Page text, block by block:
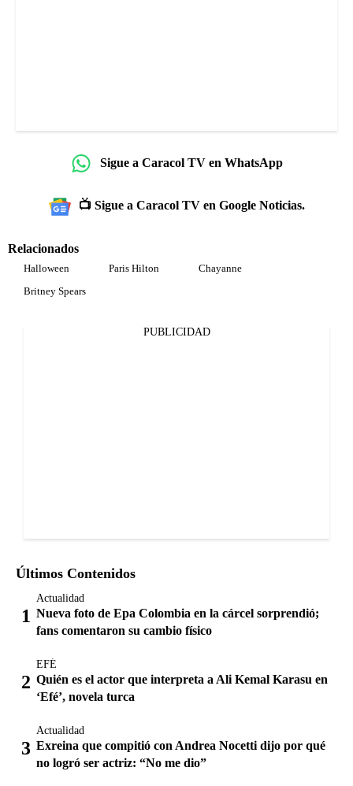
Sigue a Caracol TV en WhatsApp
📺 Sigue a Caracol TV en Google Noticias.
Relacionados
Halloween Paris Hilton
Chayanne
Britney Spears
PUBLICIDAD
Últimos Contenidos
Actualidad
Nueva foto de Epa Colombia en la cárcel sorprendió;
fans comentaron su cambio físico
EFÉ
Quién es el actor que interpreta a Ali Kemal Karasu en
‘Efé’, novela turca
Actualidad
Exreina que compitió con Andrea Nocetti dijo por qué
no logró ser actriz: “No me dio”